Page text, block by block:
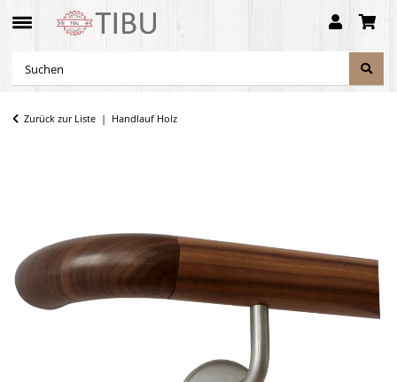
Zurück zur Liste Handlauf Holz